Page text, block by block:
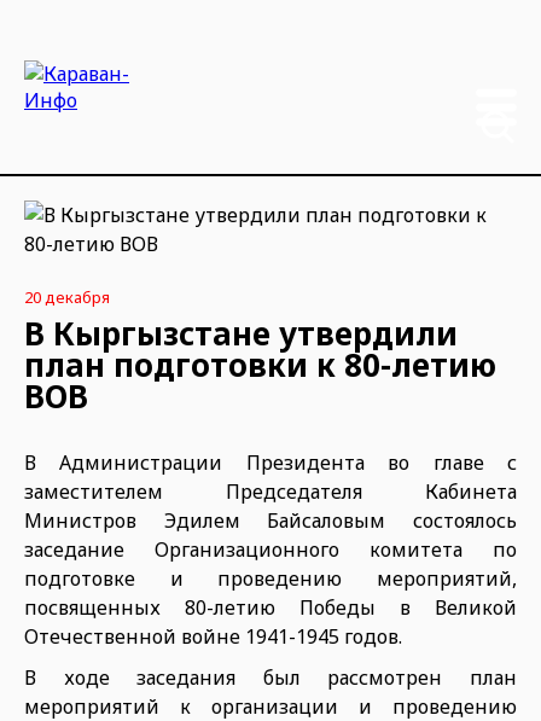
20 декабря
В Кыргызстане утвердили
план подготовки к 80-летию
ВОВ
В Администрации Президента во главе с
заместителем Председателя Кабинета
Министров Эдилем Байсаловым состоялось
заседание Организационного комитета по
подготовке и проведению мероприятий,
посвященных 80-летию Победы в Великой
Отечественной войне 1941-1945 годов.
В ходе заседания был рассмотрен план
мероприятий к организации и проведению